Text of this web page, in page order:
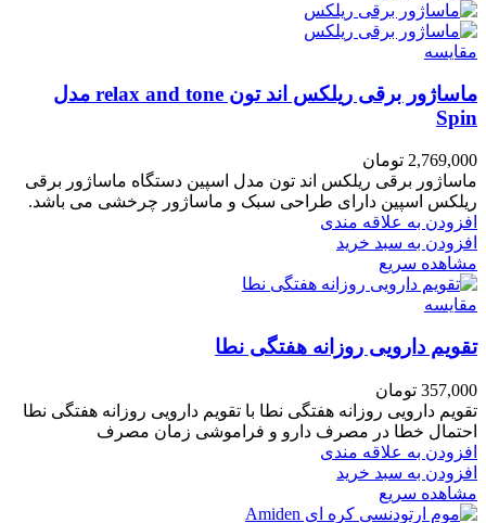
مقایسه
ماساژور برقی ریلکس اند تون relax and tone مدل
Spin
2,769,000 تومان
ماساژور برقی ریلکس اند تون مدل اسپین دستگاه ماساژور برقی
ریلکس اسپین دارای طراحی سبک و ماساژور چرخشی می باشد.
افزودن به علاقه مندی
افزودن به سبد خرید
مشاهده سریع
مقایسه
تقویم دارویی روزانه هفتگی نطا
357,000 تومان
تقویم دارویی روزانه هفتگی نطا با تقویم دارویی روزانه هفتگی نطا
احتمال خطا در مصرف دارو و فراموشی زمان مصرف
افزودن به علاقه مندی
افزودن به سبد خرید
مشاهده سریع